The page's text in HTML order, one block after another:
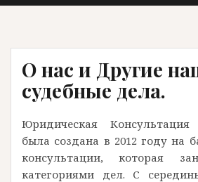
О нас и Другие
судебные дела.
Юридическая
была создана в 2012 году на
консультации, которая
категориями дел. С